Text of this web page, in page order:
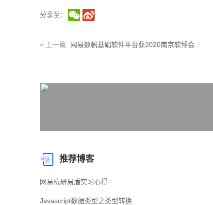
分享至：
< 上一篇
推荐博客
网易杭研易盾实习心得
Javascript数据类型之类型转换